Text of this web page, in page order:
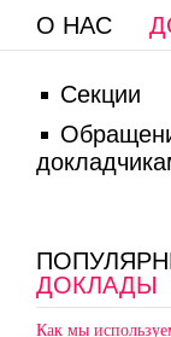
О НАС
Секции
ДОКЛАДЫ
Как мы